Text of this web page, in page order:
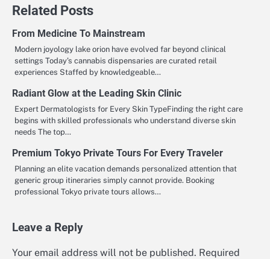
Related Posts
From Medicine To Mainstream
Modern joyology lake orion have evolved far beyond clinical
settings Today’s cannabis dispensaries are curated retail
experiences Staffed by knowledgeable…
Radiant Glow at the Leading Skin Clinic
Expert Dermatologists for Every Skin TypeFinding the right care
begins with skilled professionals who understand diverse skin
needs The top…
Premium Tokyo Private Tours For Every Traveler
Planning an elite vacation demands personalized attention that
generic group itineraries simply cannot provide. Booking
professional Tokyo private tours allows…
Leave a Reply
Your email address will not be published. Required